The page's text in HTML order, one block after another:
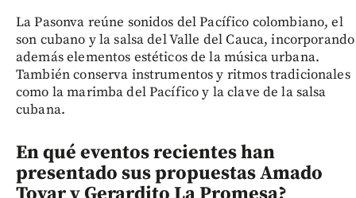
La Pasonva reúne sonidos del Pacífico colombiano, el
son cubano y la salsa del Valle del Cauca, incorporando
además elementos estéticos de la música urbana.
También conserva instrumentos y ritmos tradicionales
como la marimba del Pacífico y la clave de la salsa
cubana.
En qué eventos recientes han
presentado sus propuestas Amado